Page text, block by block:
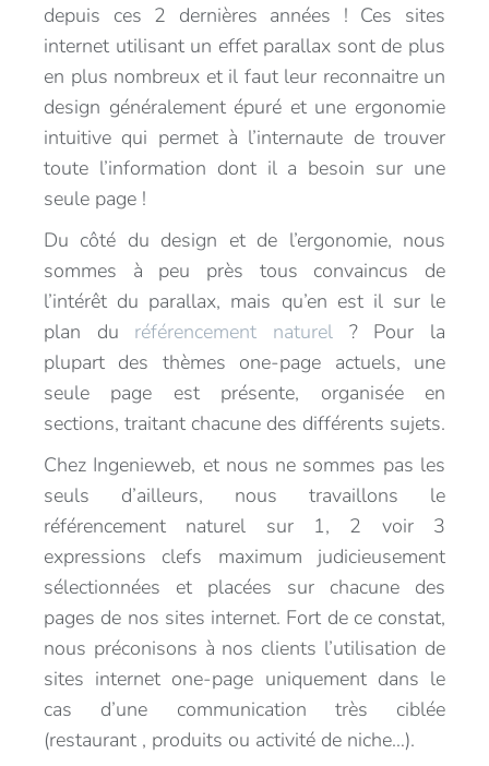
depuis ces 2 dernières années ! Ces sites
internet utilisant un effet parallax sont de plus
en plus nombreux et il faut leur reconnaitre un
design généralement épuré et une ergonomie
intuitive qui permet à l’internaute de trouver
toute l’information dont il a besoin sur une
seule page !
Du côté du design et de l’ergonomie, nous
sommes à peu près tous convaincus de
l’intérêt du parallax, mais qu’en est il sur le
plan du référencement naturel ? Pour la
plupart des thèmes one-page actuels, une
seule page est présente, organisée en
sections, traitant chacune des différents sujets.
Chez Ingenieweb, et nous ne sommes pas les
seuls d’ailleurs, nous travaillons le
référencement naturel sur 1, 2 voir 3
expressions clefs maximum judicieusement
sélectionnées et placées sur chacune des
pages de nos sites internet. Fort de ce constat,
nous préconisons à nos clients l’utilisation de
sites internet one-page uniquement dans le
cas d’une communication très ciblée
(restaurant , produits ou activité de niche…).